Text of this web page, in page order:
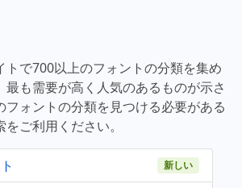
トで700以上のフォントの分類を集め
最も需要が高く人気のあるものが示さ
フォントの分類を見つける必要がある
ご利用ください。
新しい